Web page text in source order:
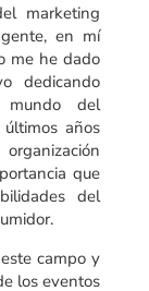
marketing
en mí
me he dado
dedicando
mundo del
años
que
del
campo y
los eventos